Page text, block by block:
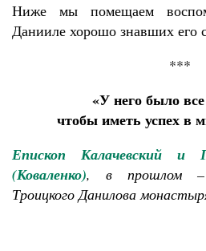
Ниже мы помещаем
Данииле хорошо знавших его
***
«У него было
чтобы иметь успех в
Епископ Калачевский и
(Коваленко), в прошлом –
Троицкого Данилова